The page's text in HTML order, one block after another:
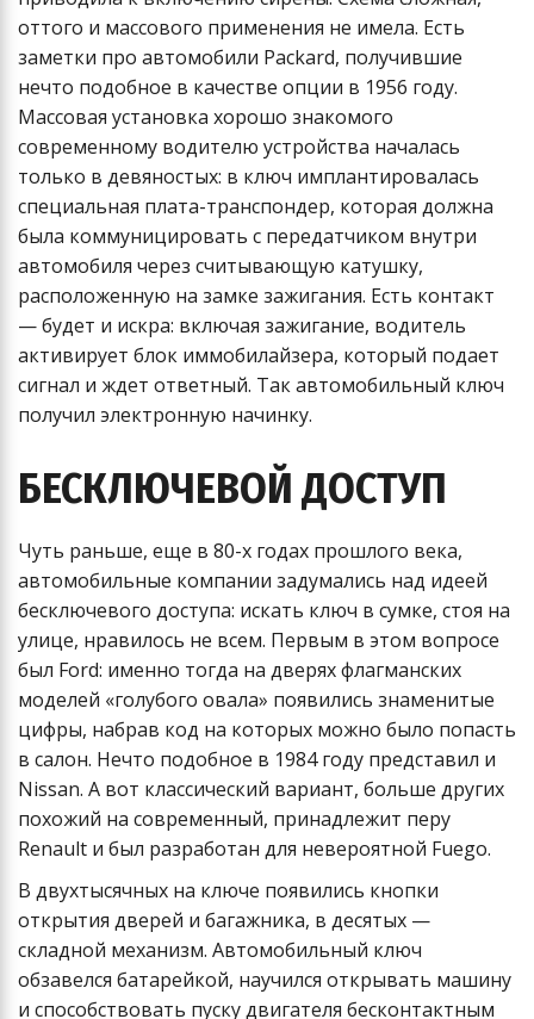
оттого и массового применения не имела. Есть
заметки про автомобили Packard, получившие
нечто подобное в качестве опции в 1956 году.
Массовая установка хорошо знакомого
современному водителю устройства началась
только в девяностых: в ключ имплантировалась
специальная плата-транспондер, которая должна
была коммуницировать с передатчиком внутри
автомобиля через считывающую катушку,
расположенную на замке зажигания. Есть контакт
— будет и искра: включая зажигание, водитель
активирует блок иммобилайзера, который подает
сигнал и ждет ответный. Так автомобильный ключ
получил электронную начинку.
БЕСКЛЮЧЕВОЙ ДОСТУП
Чуть раньше, еще в 80-х годах прошлого века,
автомобильные компании задумались над идеей
бесключевого доступа: искать ключ в сумке, стоя на
улице, нравилось не всем. Первым в этом вопросе
был Ford: именно тогда на дверях флагманских
моделей «голубого овала» появились знаменитые
цифры, набрав код на которых можно было попасть
в салон. Нечто подобное в 1984 году представил и
Nissan. А вот классический вариант, больше других
похожий на современный, принадлежит перу
Renault и был разработан для невероятной Fuego.
В двухтысячных на ключе появились кнопки
открытия дверей и багажника, в десятых —
складной механизм. Автомобильный ключ
обзавелся батарейкой, научился открывать машину
и способствовать пуску двигателя бесконтактным